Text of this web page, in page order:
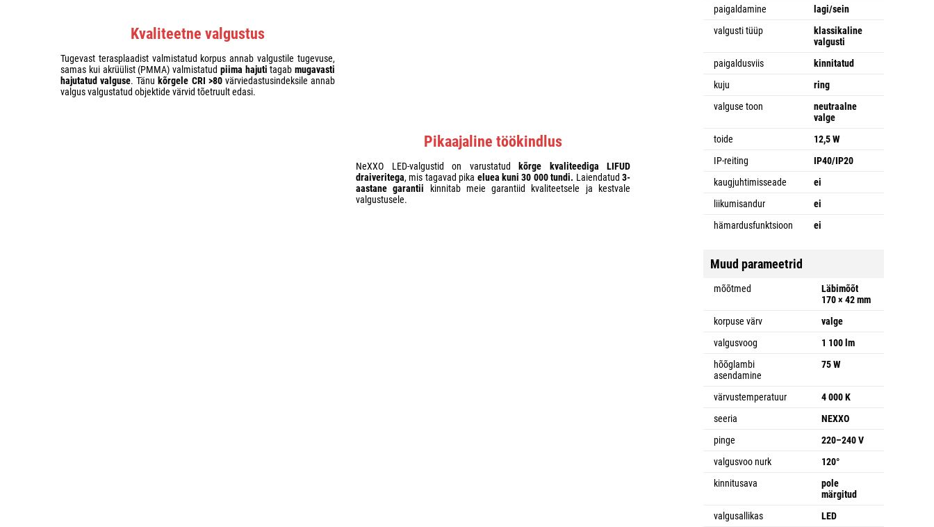
Kvaliteetne valgustus
Tugevast terasplaadist valmistatud korpus annab valgustile tugevuse,
samas kui akrüülist (PMMA) valmistatud piima hajuti tagab mugavasti
hajutatud valguse. Tänu kõrgele CRI >80värviedastusindeksile annab
valgus valgustatud objektide värvid tõetruult edasi.
Pikaajaline töökindlus
NeXXO LED-valgustid on varustatud
kõrge kvaliteediga LIFUD
draiveritega, mis tagavad pika eluea kuni 30 000 tundi. Laiendatud3-
aastane garantii kinnitab meie garantiid kvaliteetsele ja kestvale
valgustusele.
paigaldamine
lagi/sein
valgusti tüüp
klassikaline
valgusti
paigaldusviis
kinnitatud
kuju
ring
valguse toon
neutraalne
valge
toide
12,5 W
IP-reiting
IP40/IP20
kaugjuhtimisseade
ei
liikumisandur
ei
hämardusfunktsioon
ei
Muud parameetrid
mõõtmed
Läbimõõt
170 × 42 mm
korpuse värv
valge
valgusvoog
1 100 lm
hõõglambi
asendamine
75 W
värvustemperatuur
4 000 K
seeria
NEXXO
pinge
220–240 V
valgusvoo nurk
120°
kinnitusava
pole
märgitud
valgusallikas
LED